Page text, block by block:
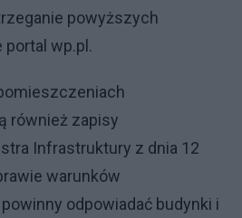
powyższych
wp.pl.
również zapisy
Infrastruktury z dnia 12
warunków
odpowiadać budynki i